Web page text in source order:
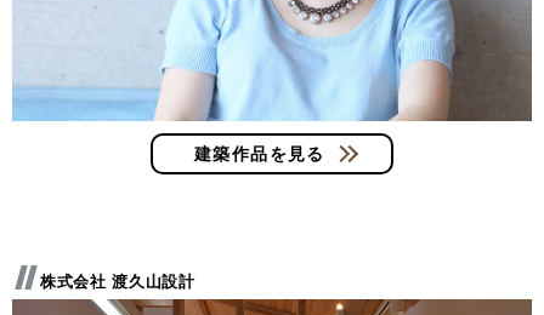
建築作品を見る
株式会社 渡久山設計